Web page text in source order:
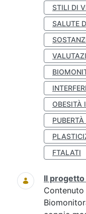
STILI DI
SALUTE
OBESITÀ
FTALATI
Il progetto
Contenuto